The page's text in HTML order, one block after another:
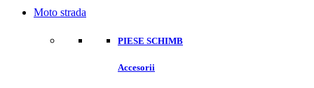
Moto strada
PIESE SCHIMB
Accesorii